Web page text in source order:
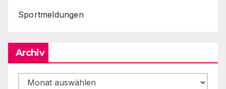
Sportmeldungen
Archiv
Archiv